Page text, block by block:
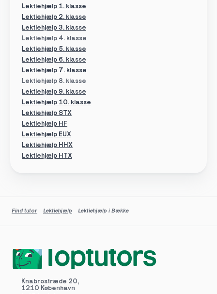
Lektiehjælp 4. klasse
Lektiehjælp 5. klasse
Lektiehjælp 8. klasse
Lektiehjælp 1. klasse
Lektiehjælp 6. klasse
Lektiehjælp 7. klasse
Lektiehjælp 2. klasse
Lektiehjælp 3. klasse
Lektiehjælp 9. klasse
Lektiehjælp 10. klasse
Lektiehjælp HF
Lektiehjælp EUX
Lektiehjælp STX
Lektiehjælp HHX
Lektiehjælp HTX
Find tutor Lektiehjælp Lektiehjælp i Bække
Knabrostræde 20,
1210 København